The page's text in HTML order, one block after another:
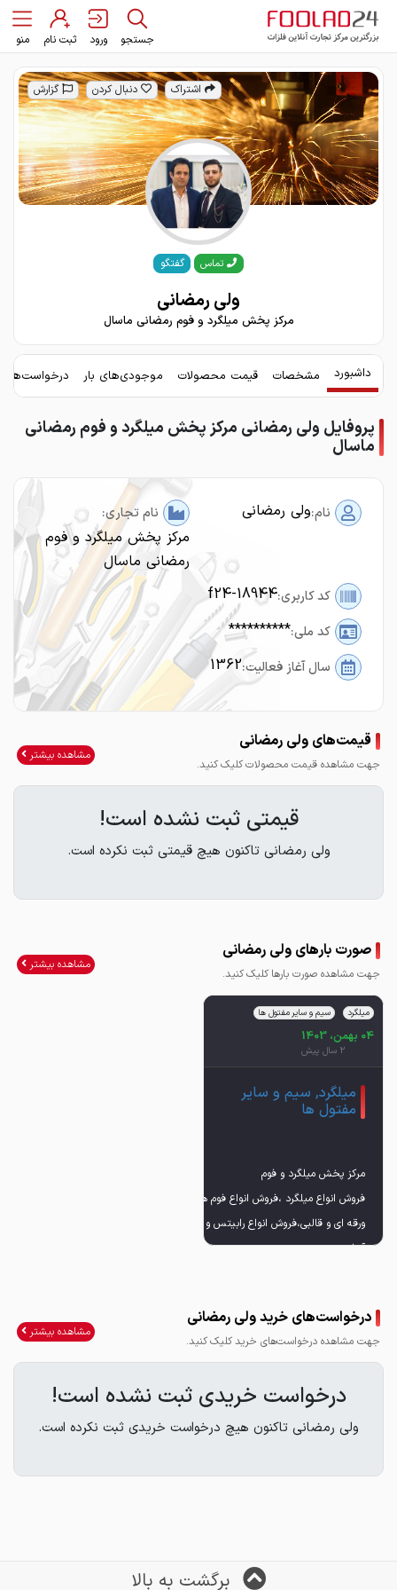
جستجو ورود ثبت نام منو
اشتراک دنبال کردن گزارش
تماس گفتگو
ولی رمضانی
مرکز پخش میلگرد و فوم رمضانی ماسال
داشبورد مشخصات قیمت محصولات موجودی‌های بار
پروفایل ولی رمضانی مرکز پخش میلگرد و فوم رمضانی
ماسال
نام:ولی رمضانی نام تجاری:
مرکز پخش میلگرد و فوم
رمضانی ماسال
کد کاربری:f24-18944
کد ملی:**********
سال آغاز فعالیت:1362
قیمت‌های ولی رمضانی
جهت مشاهده قیمت محصولات کلیک کنید.
مشاهده بیشتر
قیمتی ثبت نشده است!
ولی رمضانی تاکنون هیچ قیمتی ثبت نکرده است.
صورت بارهای ولی رمضانی
جهت مشاهده صورت بارها کلیک کنید.
مشاهده بیشتر
میلگرد سیم و سایر مفتول ها
04 بهمن، 1403
2 سال پیش
میلگرد, سیم و سایر
مفتول ها
فروش انواع میلگرد ،فروش انواع فوم های
ورقه ای و قالبی،فروش انواع رابیتس و سیم
آدرس
فروش ب صورت حضوری و غیر حضوری امکان
درخواست‌های خرید ولی رمضانی
جهت مشاهده درخواست‌های خرید کلیک کنید.
مشاهده بیشتر
درخواست خریدی ثبت نشده است!
ولی رمضانی تاکنون هیچ درخواست خریدی ثبت نکرده است.
برگشت به بالا